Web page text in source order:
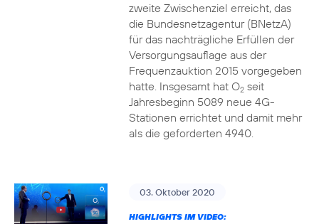
zweite Zwischenziel erreicht, das
die Bundesnetzagentur (BNetzA)
für das nachträgliche Erfüllen der
Versorgungsauflage aus der
Frequenzauktion 2015 vorgegeben
hatte. Insgesamt hat O2seit
Jahresbeginn 5089 neue 4G-
Stationen errichtet und damit mehr
als die geforderten 4940.
03. Oktober 2020
HIGHLIGHTS IM VIDEO: